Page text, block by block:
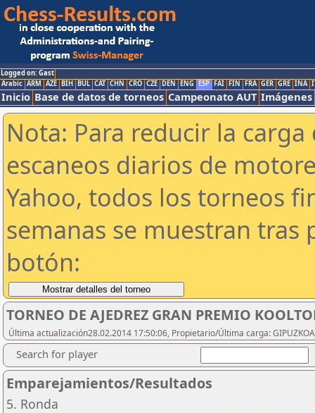
Logged on: Gast
Arabic ARM AZE BIH BUL CAT CHN CRO CZE DEN ENG ESP FAI FIN FRA GER GRE INA
Inicio Base de datos de torneos Campeonato AUT Imágenes
Nota: Para reducir la
escaneos diarios de
Yahoo, todos los torneos
semanas se muestran tras
botón:
TORNEO DE AJEDREZ GRAN PREMIO
Última actualización28.02.2014 17:50:06, Propietario/Última carga:
Search for player
Emparejamientos/Resultados
5. Ronda